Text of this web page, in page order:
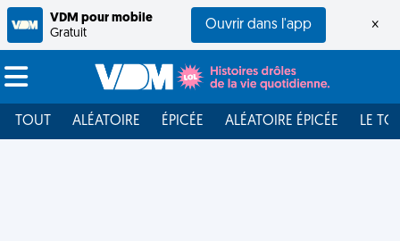
VDM pour mobile
Gratuit
Ouvrir dans l'app ×
TOUT ALÉATOIRE ÉPICÉE ALÉATOIRE ÉPICÉE LE